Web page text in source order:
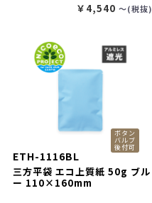
￥4,540 〜(税抜)
ボタン
バルブ
後付可
ETH-1116BL
三方平袋 エコ上質紙 50g ブル
ー 110×160mm